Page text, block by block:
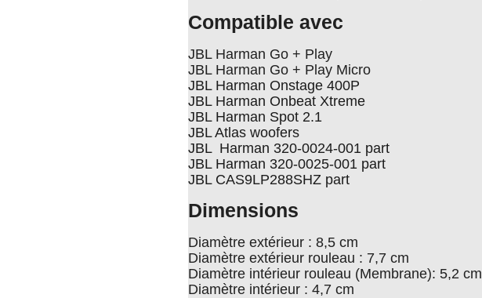
Compatible avec
JBL Harman Go + Play
JBL Harman Go + Play Micro
JBL Harman Onstage 400P
JBL Harman Onbeat Xtreme
JBL Harman Spot 2.1
JBL Atlas woofers
JBL Harman 320-0024-001 part
JBL Harman 320-0025-001 part
JBL CAS9LP288SHZ part
Dimensions
Diamètre extérieur : 8,5 cm
Diamètre extérieur rouleau : 7,7 cm
Diamètre intérieur rouleau (Membrane): 5,2 cm
Diamètre intérieur : 4,7 cm